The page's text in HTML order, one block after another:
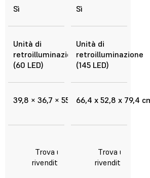
Sì Sì
Unità di
retroilluminazione
(60 LED)
Unità di
retroilluminazione
(145 LED)
39,8 × 36,7 × 55,4 cm66,4 x 52,8 x 79,4
Trova un
rivenditore
Trova un
rivenditore